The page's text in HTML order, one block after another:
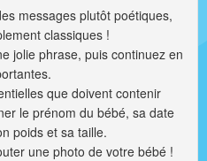
messages plutôt poétiques,
classiques !
jolie phrase, puis continuez en
que doivent contenir
le prénom du bébé, sa date
poids et sa taille.
une photo de votre bébé !